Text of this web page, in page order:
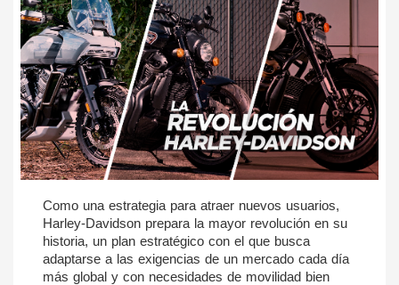
Como una estrategia para atraer nuevos usuarios,
Harley-Davidson prepara la mayor revolución en su
historia, un plan estratégico con el que busca
adaptarse a las exigencias de un mercado cada día
más global y con necesidades de movilidad bien